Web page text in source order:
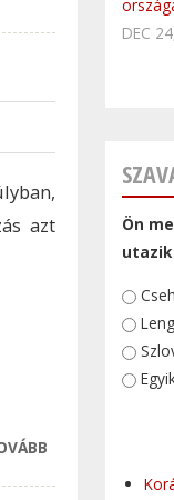
IDŐBEN A MAGAS
TARTALOMMAL
azt
DEC
nyelvű)
Ön
utazik